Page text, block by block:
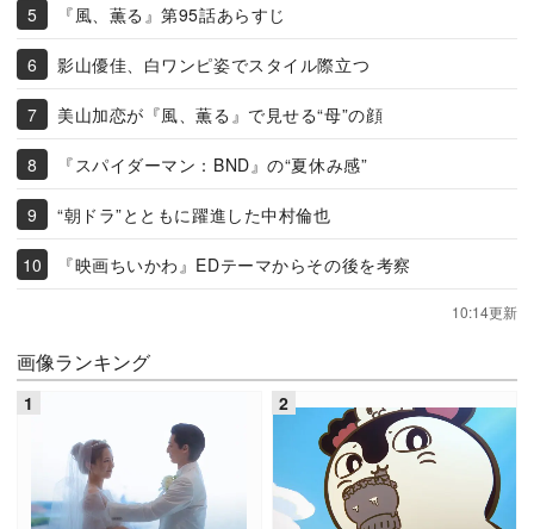
『風、薫る』第95話あらすじ
影山優佳、白ワンピ姿でスタイル際立つ
美山加恋が『風、薫る』で見せる“母”の顔
『スパイダーマン：BND』の“夏休み感”
“朝ドラ”とともに躍進した中村倫也
『映画ちいかわ』EDテーマからその後を考察
10:14更新
画像ランキング